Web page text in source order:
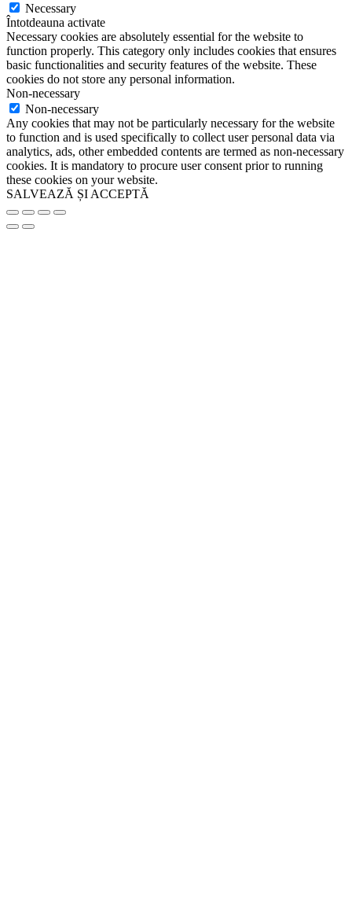
Necessary
Întotdeauna activate
Necessary cookies are absolutely essential for the website to
function properly. This category only includes cookies that ensures
basic functionalities and security features of the website. These
cookies do not store any personal information.
Non-necessary
Non-necessary
Any cookies that may not be particularly necessary for the website
to function and is used specifically to collect user personal data via
analytics, ads, other embedded contents are termed as non-necessary
cookies. It is mandatory to procure user consent prior to running
these cookies on your website.
SALVEAZĂ ȘI ACCEPTĂ